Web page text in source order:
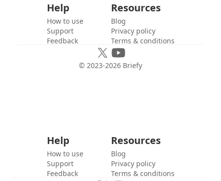
Help
How to use
Support
Feedback
Resources
Blog
Privacy policy
Terms & conditions
© 2023-2026 Briefy
Help
How to use
Support
Feedback
Resources
Blog
Privacy policy
Terms & conditions